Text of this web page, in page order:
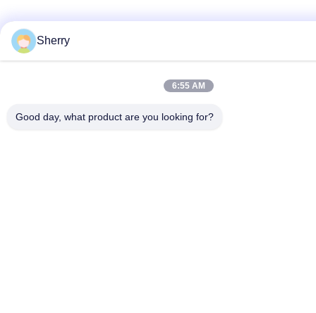
Sherry
6:55 AM
Good day, what product are you looking for?